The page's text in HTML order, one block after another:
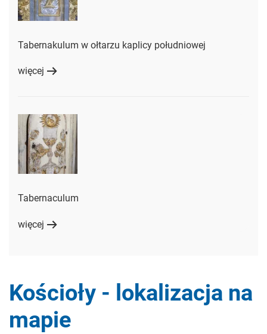
Tabernakulum w ołtarzu kaplicy południowej
więcej
Tabernaculum
więcej
Kościoły - lokalizacja na
mapie